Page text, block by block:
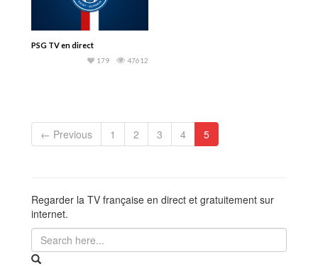
PSG TV en direct
47612
179
← Previous 1 2 3 4 5
Regarder la TV française en direct et gratuitement sur
internet.